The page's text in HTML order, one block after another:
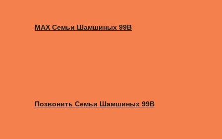
MAX Семьи Шамшиных 99В
Позвонить Семьи Шамшиных 99В